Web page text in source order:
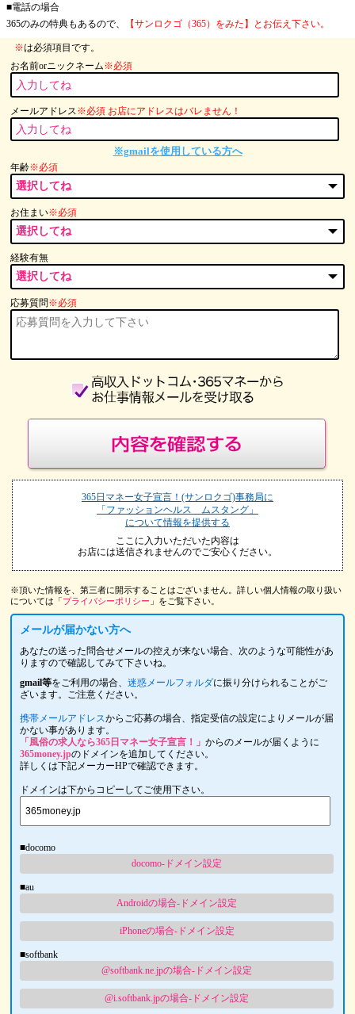
■電話の場合
365のみの特典もあるので、
【サンロクゴ（365）をみた】とお伝え下さい。
※は必須項目です。
お名前orニックネーム※必須
メールアドレス※必須 お店にアドレスはバレません！
※gmailを使用している方へ
年齢※必須
お住まい※必須
経験有無
応募質問※必須
365日マネー女子宣言！(サンロクゴ)事務局に
「ファッションヘルス ムスタング」
について情報を提供する
ここに入力いただいた内容は
お店には送信されませんのでご安心ください。
※頂いた情報を、第三者に開示することはございません。詳しい個人情報の取り扱い
については「プライバシーポリシー 」をご覧下さい。
メールが届かない方へ
あなたの送った問合せメールの控えが来ない場合、次のような可能性があ
りますので確認してみて下さいね。
gmail等をご利用の場合、迷惑メールフォルダに振り分けられることがご
ざいます。ご注意ください。
携帯メールアドレスからご応募の場合、指定受信の設定によりメールが届
かない事があります。
「風俗の求人なら365日マネー女子宣言！」からのメールが届くように
365money.jpのドメインを追加してください。
詳しくは下記メーカーHPで確認できます。
ドメインは下からコピーしてご使用下さい。
■docomo
docomo-ドメイン設定
■au
Androidの場合-ドメイン設定
iPhoneの場合-ドメイン設定
■softbank
@softbank.ne.jpの場合-ドメイン設定
@i.softbank.jpの場合-ドメイン設定